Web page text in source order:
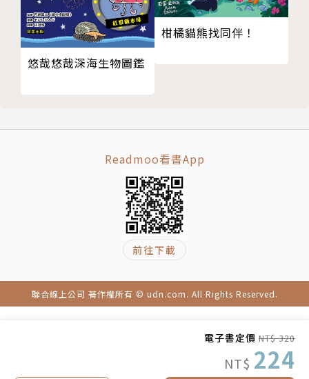
電子書定價 NT$ 320
NT$ 224
我會陪著你》(大好書屋)、《小雞大冒險》（聯經）、
《發現一頂帽子》（親子天下）、塗鴉ABC(時報出版)
、我不是普通的棉花糖(時報出版)等書。
讀繪本」唷！
聯絡方式：kittylee0203@gmail.com
悠哉悠哉深海生物圖鑑
柑橘貓熊找同伴！
Readmoo看書App
前往下載
聯合線上公司 著作權所有 © udn.com. All Rights Reserved.